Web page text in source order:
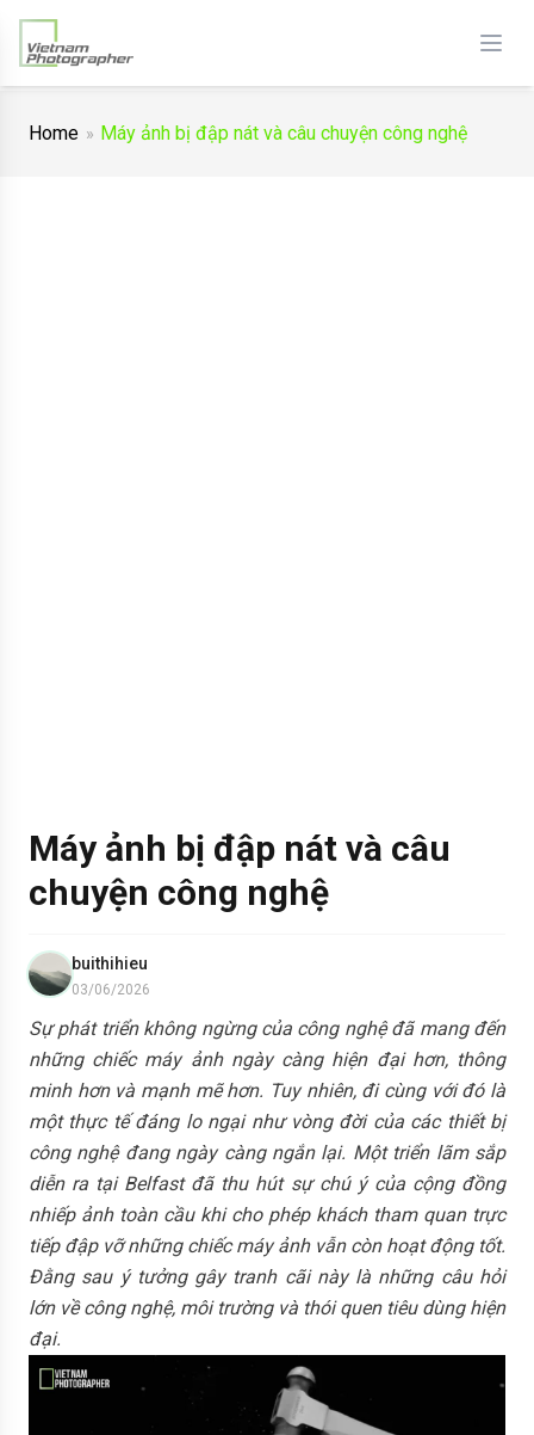
Home Máy ảnh bị đập nát và câu chuyện công nghệ
Máy ảnh bị đập nát và câu
chuyện công nghệ
buithihieu
03/06/2026
Sự phát triển không ngừng của công nghệ đã mang đến
những chiếc máy ảnh ngày càng hiện đại hơn, thông
minh hơn và mạnh mẽ hơn. Tuy nhiên, đi cùng với đó là
một thực tế đáng lo ngại như vòng đời của các thiết bị
công nghệ đang ngày càng ngắn lại. Một triển lãm sắp
diễn ra tại Belfast đã thu hút sự chú ý của cộng đồng
nhiếp ảnh toàn cầu khi cho phép khách tham quan trực
tiếp đập vỡ những chiếc máy ảnh vẫn còn hoạt động tốt.
Đằng sau ý tưởng gây tranh cãi này là những câu hỏi
lớn về công nghệ, môi trường và thói quen tiêu dùng hiện
đại.